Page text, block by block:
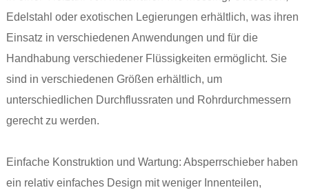
Edelstahl oder exotischen Legierungen erhältlich, was ihren
Einsatz in verschiedenen Anwendungen und für die
Handhabung verschiedener Flüssigkeiten ermöglicht. Sie
sind in verschiedenen Größen erhältlich, um
unterschiedlichen Durchflussraten und Rohrdurchmessern
gerecht zu werden.
Einfache Konstruktion und Wartung: Absperrschieber haben
ein relativ einfaches Design mit weniger Innenteilen,